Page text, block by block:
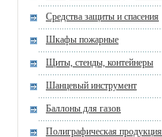
Средства защиты и спасения
Шкафы пожарные
Щиты, стенды, контейнеры
Шанцевый инструмент
Баллоны для газов
Полиграфическая продукция